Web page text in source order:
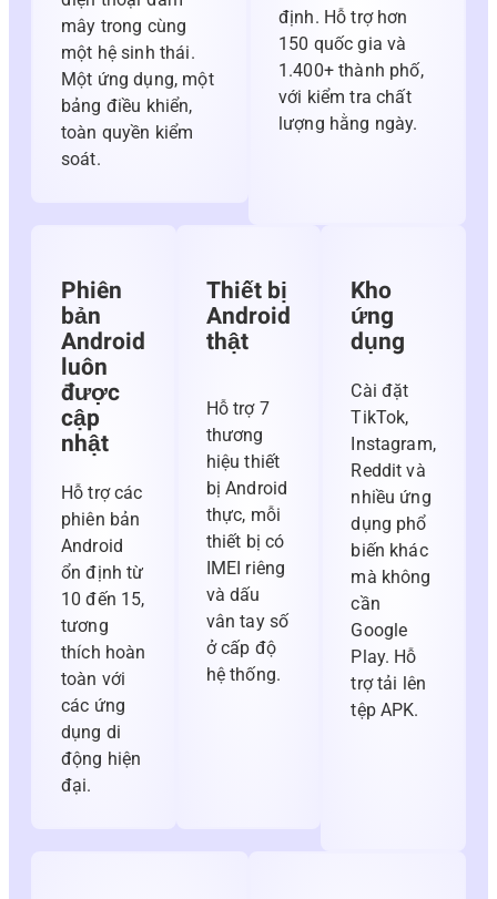
mây trong cùng
một hệ sinh thái.
Một ứng dụng, một
bảng điều khiển,
toàn quyền kiểm
soát.
định. Hỗ trợ hơn
150 quốc gia và
1.400+ thành phố,
với kiểm tra chất
lượng hằng ngày.
Phiên
bản
Android
luôn
được
cập
nhật
Hỗ trợ các
phiên bản
Android
ổn định từ
10 đến 15,
tương
thích hoàn
toàn với
các ứng
dụng di
động hiện
đại.
Thiết bị
Android
thật
Hỗ trợ 7
thương
hiệu thiết
bị Android
thực, mỗi
thiết bị có
IMEI riêng
và dấu
vân tay số
ở cấp độ
hệ thống.
Kho
ứng
dụng
Cài đặt
TikTok,
Instagram,
Reddit và
nhiều ứng
dụng phổ
biến khác
mà không
cần
Google
Play. Hỗ
trợ tải lên
tệp APK.